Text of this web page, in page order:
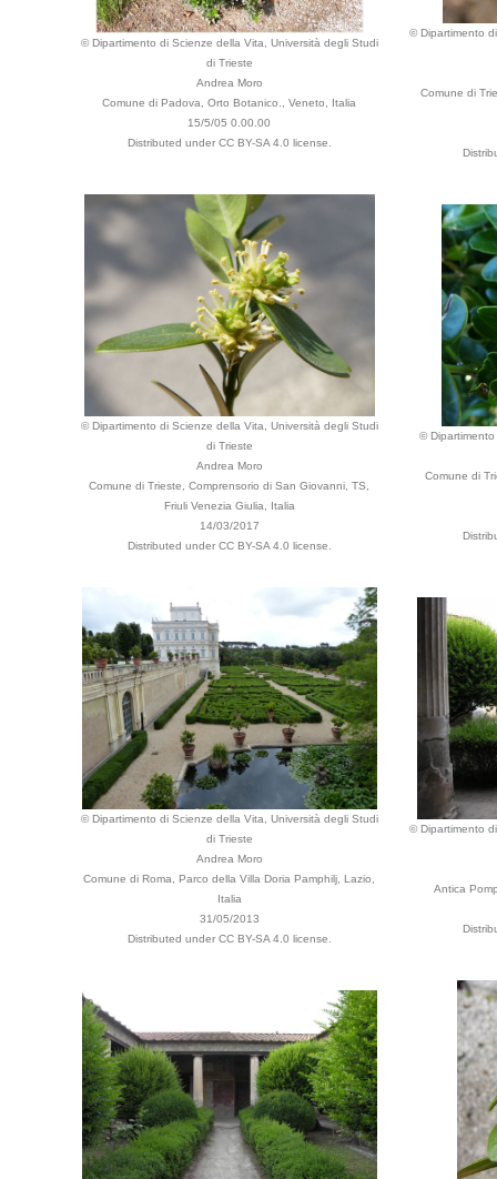
© Dipartimento di Scienze della Vita, Università degli Studi
di Trieste
Andrea Moro
Comune di Padova, Orto Botanico., Veneto, Italia
15/5/05 0.00.00
Distributed under CC BY-SA 4.0 license.
© Dipartimento
Comune di
© Dipartimento di Scienze della Vita, Università degli Studi
di Trieste
Andrea Moro
Comune di Trieste, Comprensorio di San Giovanni, TS,
Friuli Venezia Giulia, Italia
14/03/2017
Distributed under CC BY-SA 4.0 license.
©
Comune di
© Dipartimento di Scienze della Vita, Università degli Studi
di Trieste
Andrea Moro
Comune di Roma, Parco della Villa Doria Pamphilj, Lazio,
Italia
31/05/2013
Distributed under CC BY-SA 4.0 license.
© Dipartimento
Antica